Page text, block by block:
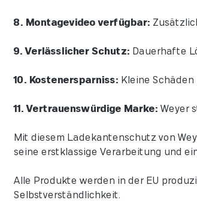
8. Montagevideo verfügbar:
9. Verlässlicher Schutz: Dauerhafte
10. Kostenersparniss: Kleine
11. Vertrauenswürdige Marke: Weyer
Mit diesem Ladekantenschutz von
seine erstklassige Verarbeitung und
Alle Produkte werden in der EU
Selbstverständlichkeit.